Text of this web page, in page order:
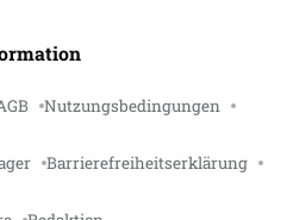
Nutzungsbedingungen
Barrierefreiheitserklärung